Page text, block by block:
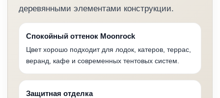
деревянными элементами конструкции.
Спокойный оттенок Moonrock
Цвет хорошо подходит для лодок, катеров, террас,
веранд, кафе и современных тентовых систем.
Защитная отделка